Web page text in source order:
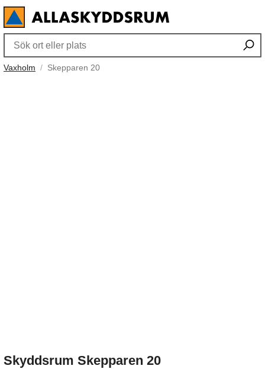
Vaxholm Skepparen 20
Skyddsrum Skepparen 20